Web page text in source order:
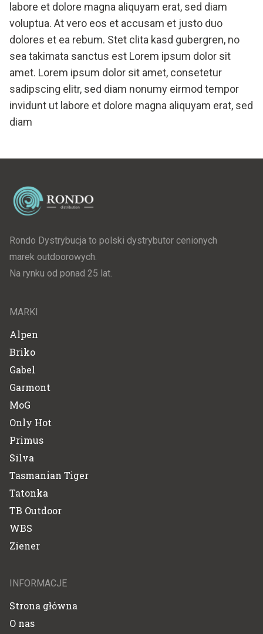
labore et dolore magna aliquyam erat, sed diam
voluptua. At vero eos et accusam et justo duo
dolores et ea rebum. Stet clita kasd gubergren, no
sea takimata sanctus est Lorem ipsum dolor sit
amet. Lorem ipsum dolor sit amet, consetetur
sadipscing elitr, sed diam nonumy eirmod tempor
invidunt ut labore et dolore magna aliquyam erat, sed
diam
Rondo Dystrybucja to polski dystrybutor cenionych
marek outdoorowych.
Na rynku od ponad 25 lat.
MARKI
Alpen
Briko
Gabel
Garmont
MoG
Only Hot
Primus
Silva
Tasmanian Tiger
Tatonka
TB Outdoor
WBS
Ziener
INFORMACJE
Strona główna
O nas